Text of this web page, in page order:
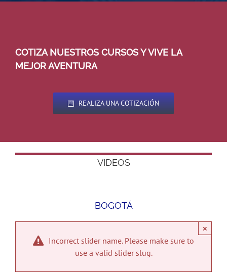
COTIZA NUESTROS CURSOS Y VIVE LA
MEJOR AVENTURA
REALIZA UNA COTIZACIÓN
VIDEOS
BOGOTÁ
Incorrect slider name. Please make sure to
use a valid slider slug.
×